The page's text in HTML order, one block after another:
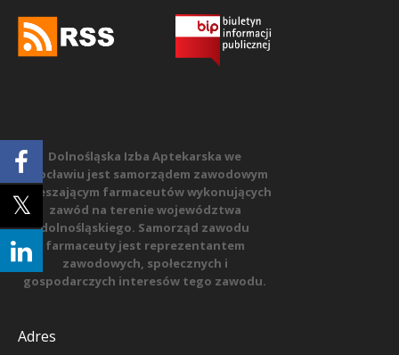
Dolnośląska Izba Aptekarska we
Wrocławiu jest samorządem zawodowym
zrzeszającym farmaceutów wykonujących
zawód na terenie województwa
dolnośląskiego. Samorząd zawodu
farmaceuty jest reprezentantem
zawodowych, społecznych i
gospodarczych interesów tego zawodu.
Adres